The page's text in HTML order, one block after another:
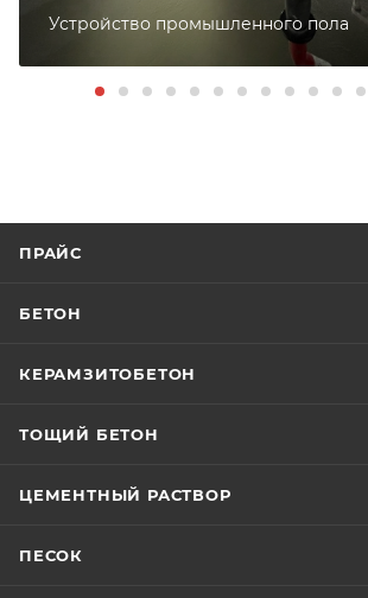
Устройство промышленного пола
ПРАЙС
БЕТОН
КЕРАМЗИТОБЕТОН
ТОЩИЙ БЕТОН
ЦЕМЕНТНЫЙ РАСТВОР
ПЕСОК